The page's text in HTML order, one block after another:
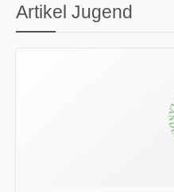
Artikel Jugend